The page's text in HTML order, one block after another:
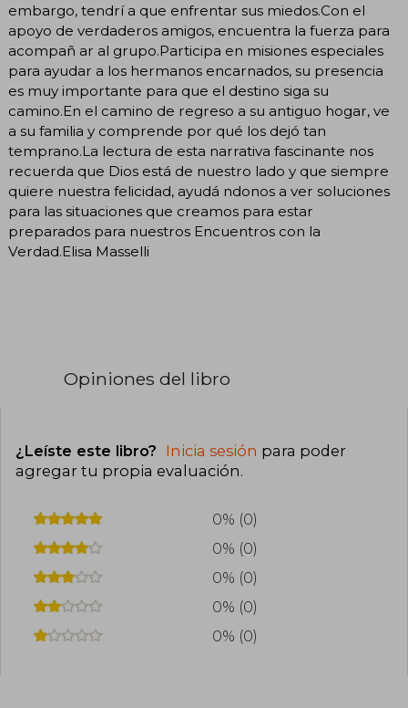
embargo, tendrí a que enfrentar sus miedos.Con el
apoyo de verdaderos amigos, encuentra la fuerza para
acompañ ar al grupo.Participa en misiones especiales
para ayudar a los hermanos encarnados, su presencia
es muy importante para que el destino siga su
camino.En el camino de regreso a su antiguo hogar, ve
a su familia y comprende por qué los dejó tan
temprano.La lectura de esta narrativa fascinante nos
recuerda que Dios está de nuestro lado y que siempre
quiere nuestra felicidad, ayudá ndonos a ver soluciones
para las situaciones que creamos para estar
preparados para nuestros Encuentros con la
Verdad.Elisa Masselli
Opiniones del libro
¿Leíste este libro? Inicia sesión para poder
agregar tu propia evaluación.
0% (0)
0% (0)
0% (0)
0% (0)
0% (0)